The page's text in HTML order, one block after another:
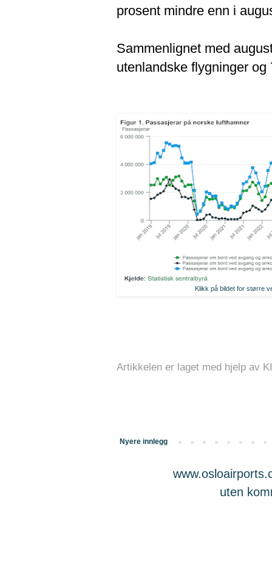
prosent mindre enn i
Sammenlignet med
utenlandske flygninger
Klikk på bildet for større
Artikkelen er laget med hjelp av
Nyere innlegg
uten